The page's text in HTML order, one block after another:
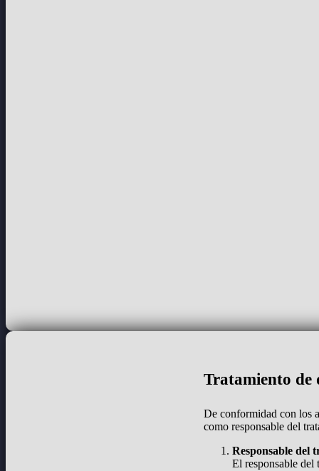
Tratamiento de
De conformidad con los
como responsable del
Responsable del
El responsable